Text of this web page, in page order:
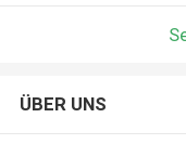
ÜBER UNS